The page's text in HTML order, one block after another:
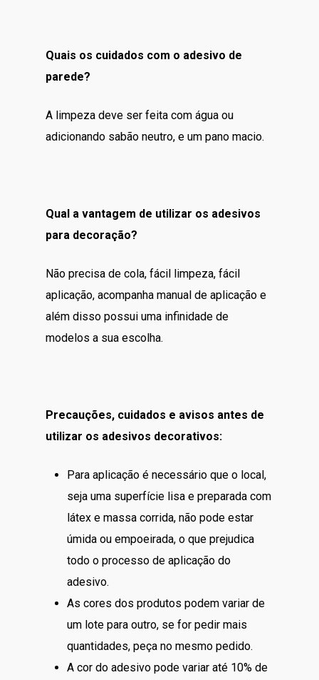
Quais os cuidados com o adesivo de
parede?
A limpeza deve ser feita com água ou
adicionando sabão neutro, e um pano macio.
Qual a vantagem de utilizar os adesivos
para decoração?
Não precisa de cola, fácil limpeza, fácil
aplicação, acompanha manual de aplicação e
além disso possui uma infinidade de
modelos a sua escolha.
Precauções, cuidados e avisos antes de
utilizar os adesivos decorativos:
Para aplicação é necessário que o local,
seja uma superfície lisa e preparada com
látex e massa corrida, não pode estar
úmida ou empoeirada, o que prejudica
todo o processo de aplicação do
adesivo.
As cores dos produtos podem variar de
um lote para outro, se for pedir mais
quantidades, peça no mesmo pedido.
A cor do adesivo pode variar até 10% de